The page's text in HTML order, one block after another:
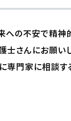
への不安で精
士さんにお願
専門家に相談す